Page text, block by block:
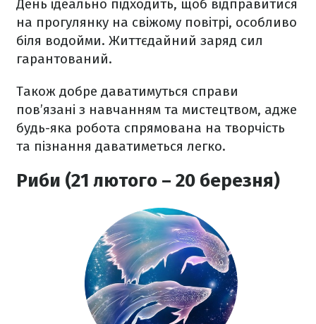
День ідеально підходить, щоб відправитися
на прогулянку на свіжому повітрі, особливо
біля водойми. Життєдайний заряд сил
гарантований.
Також добре даватимуться справи
пов’язані з навчанням та мистецтвом, адже
будь-яка робота спрямована на творчість
та пізнання даватиметься легко.
Риби (21 лютого – 20 березня)